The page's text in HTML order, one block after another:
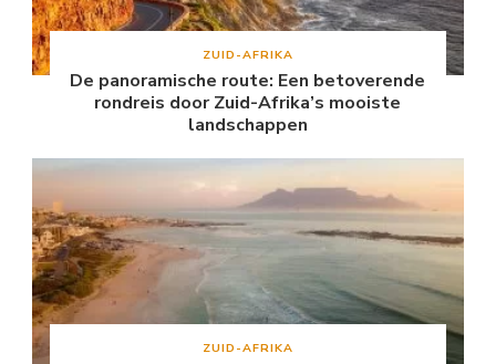
ZUID-AFRIKA
De panoramische route: Een betoverende
rondreis door Zuid-Afrika’s mooiste
landschappen
ZUID-AFRIKA